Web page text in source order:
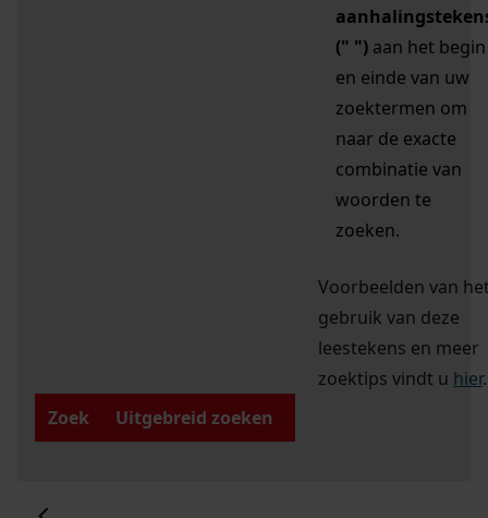
(" ") aan het begin
en einde van uw
zoektermen om
naar de exacte
combinatie van
woorden te
zoeken.
Voorbeelden van
gebruik van deze
leestekens en meer
zoektips vindt u hier.
Zoek
Uitgebreid zoeken